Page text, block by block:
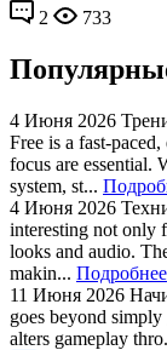
2
733
4 Июня 2026
Free is a fast-
focus are essential.
system, st...
4 Июня 2026
interesting not only
looks and audio.
makin... Подробнее
11 Июня 2026
goes beyond
alters gameplay